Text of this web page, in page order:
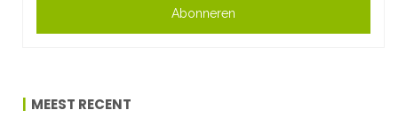
Abonneren
MEEST RECENT